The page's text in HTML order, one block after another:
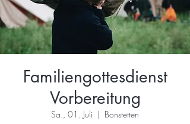
Familiengottesdienst
Vorbereitung
Sa., 01. Juli
  |
Bonstetten